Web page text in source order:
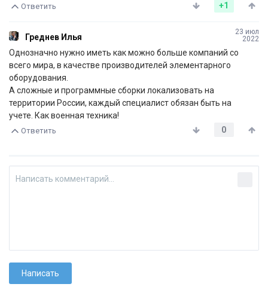
Ответить +1
Греднев Илья
23 июл
2022
Однозначно нужно иметь как можно больше компаний со
всего мира, в качестве производителей элементарного
оборудования.
А сложные и программные сборки локализовать на
территории России, каждый специалист обязан быть на
учете. Как военная техника!
Ответить 0